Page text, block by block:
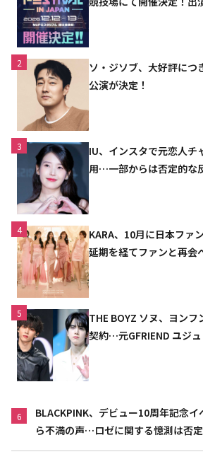
2
ソ・ジソブ、大好評につ
公演が決定！
3
IU、インスタで元恋人チ
用…一部からは否定的な
4
KARA、10月に日本ファ
延期を経てファンと再会
5
THE BOYZ ソヌ、ヨン
契約…元GFRIEND ユジ
6
BLACKPINK、デビュー10周年記念
ら不満の声…ロゼに関する憶測は否定